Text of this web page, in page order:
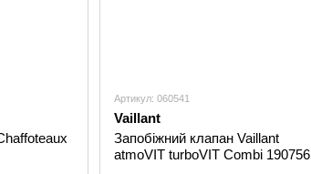
Артикул: 060541
Vaillant
Запобіжний клапан Vaillant
atmoVIT turboVIT Combi 190756